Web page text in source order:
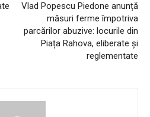
Vlad Popescu Piedone anunță
măsuri ferme împotriva
parcărilor abuzive: locurile din
Piața Rahova, eliberate și
reglementate